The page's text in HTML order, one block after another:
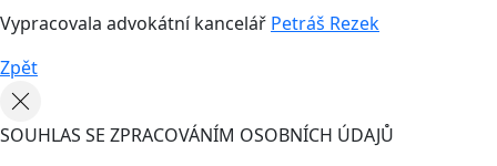
Vypracovala advokátní kancelář Petráš Rezek
Zpět
SOUHLAS SE ZPRACOVÁNÍM OSOBNÍCH ÚDAJŮ